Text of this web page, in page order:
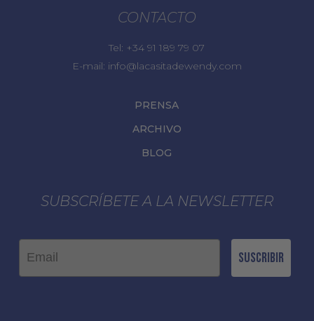
CONTACTO
Tel: +34 91 189 79 07
E-mail: info@lacasitadewendy.com
PRENSA
ARCHIVO
BLOG
SUBSCRÍBETE A LA NEWSLETTER
Email
Suscribir